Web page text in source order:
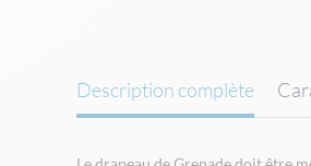
Description complète